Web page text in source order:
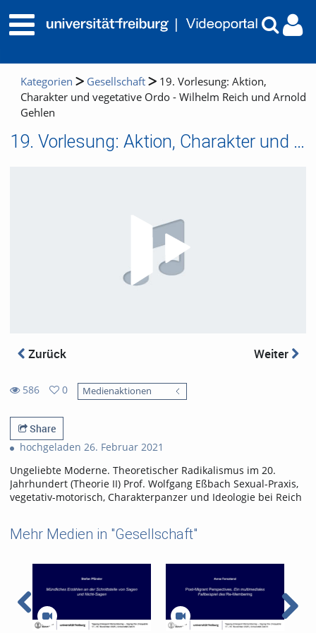
Kategorien Gesellschaft
19. Vorlesung: Aktion,
Charakter und vegetative Ordo - Wilhelm Reich und Arnold
Gehlen
19. Vorlesung: Aktion, Charakter und vegetative Ordo - Wilhelm Reich und Arnold Gehlen
Zurück Weiter
586
views
0
favorites
Medienaktionen
Share
hochgeladen 26. Februar 2021
Ungeliebte Moderne. Theoretischer Radikalismus im 20.
Jahrhundert (Theorie II) Prof. Wolfgang Eßbach Sexual-Praxis,
vegetativ-motorisch, Charakterpanzer und Ideologie bei Reich
Mehr Medien in "Gesellschaft"